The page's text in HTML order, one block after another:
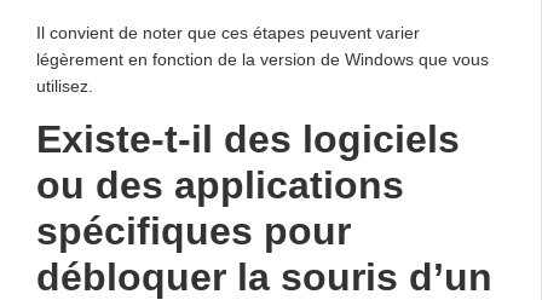
Il convient de noter que ces étapes peuvent varier
légèrement en fonction de la version de Windows que vous
utilisez.
Existe-t-il des logiciels
ou des applications
spécifiques pour
débloquer la souris d’un